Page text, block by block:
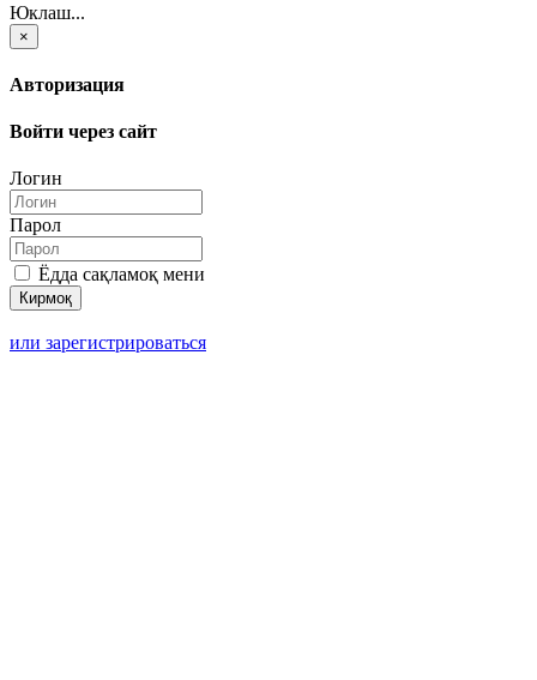
Юклаш...
×
Авторизация
Войти через сайт
Логин
Парол
Ёдда сақламоқ мени
или зарегистрироваться